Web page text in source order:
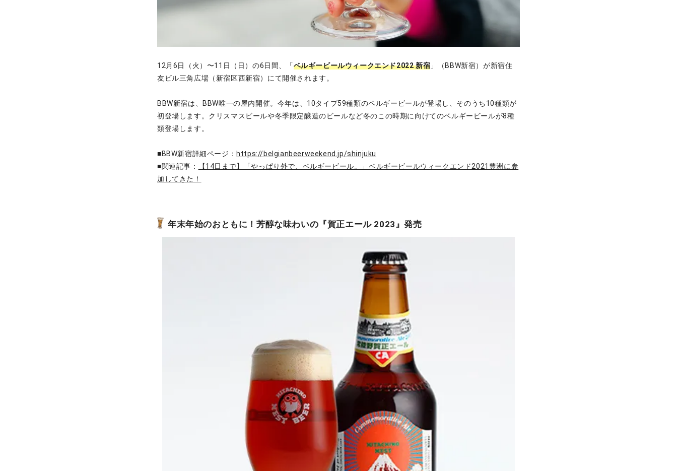
12月6日（火）〜11日（日）の6日間、「ベルギービールウィークエンド2022 新宿 」（BBW新宿）が新宿住
友ビル三角広場（新宿区西新宿）にて開催されます。
BBW新宿は、BBW唯一の屋内開催。今年は、10タイプ59種類のベルギービールが登場し、そのうち10種類が
初登場します。クリスマスビールや冬季限定醸造のビールなど冬のこの時期に向けてのベルギービールが8種
類登場します。
■BBW新宿詳細ページ： https://belgianbeerweekend.jp/shinjuku
■関連記事：
【14日まで】「やっぱり外で、ベルギービール。」ベルギービールウィークエンド2021豊洲に参
加してきた！
年末年始のおともに！芳醇な味わいの『賀正エール 2023』発売